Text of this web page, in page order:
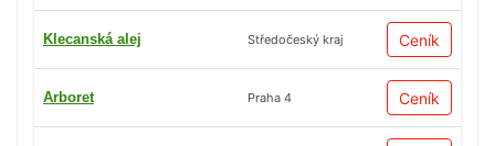
Klecanská alej Středočeský kraj Ceník
Arboret Praha 4 Ceník